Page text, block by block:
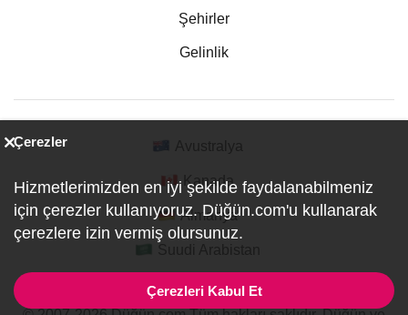
Şehirler
Gelinlik
Kanada
Almanya
Çerezler
Hizmetlerimizden en iyi şekilde faydalanabilmeniz
için çerezler kullanıyoruz. Düğün.com'u kullanarak
çerezlere izin vermiş olursunuz.
Çerezleri Kabul Et